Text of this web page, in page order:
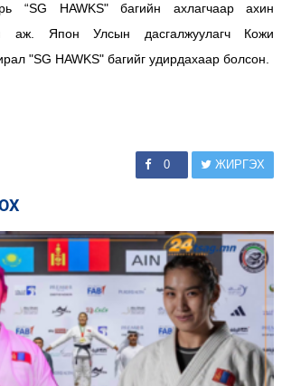
“SG HAWKS" багийн ахлагчаар ахин
аж. Япон Улсын дасгалжуулагч Кожи
"SG HAWKS" багийг удирдахаар болсон.
0 ЖИРГЭХ